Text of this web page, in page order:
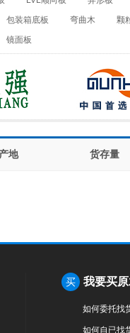
包装箱底板 弯曲木
颗
镜面板
产地 货存量
买 我要买
如何委托找
如何自已找